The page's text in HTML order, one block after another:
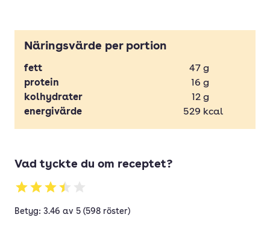
Näringsvärde per portion
fett 47 g
protein
16 g
kolhydrater
12 g
energivärde
529 kcal
Vad tyckte du om receptet?
Betyg: 3.46 av 5 (598 röster)